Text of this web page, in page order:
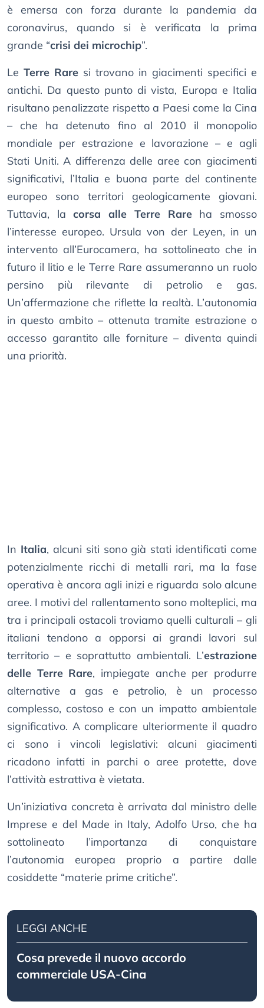
è emersa con forza durante la pandemia da
coronavirus, quando si è verificata la prima
grande “crisi dei microchip”.
Le Terre Rare si trovano in giacimenti specifici e
antichi. Da questo punto di vista, Europa e Italia
risultano penalizzate rispetto a Paesi come la Cina
– che ha detenuto fino al 2010 il monopolio
mondiale per estrazione e lavorazione – e agli
Stati Uniti. A differenza delle aree con giacimenti
significativi, l’Italia e buona parte del continente
europeo sono territori geologicamente giovani.
Tuttavia, lacorsa alle Terre Rareha smosso
l’interesse europeo. Ursula von der Leyen, in un
intervento all’Eurocamera, ha sottolineato che in
futuro il litio e le Terre Rare assumeranno un ruolo
persino più rilevante di petrolio e gas.
Un’affermazione che riflette la realtà. L’autonomia
in questo ambito – ottenuta tramite estrazione o
accesso garantito alle forniture – diventa quindi
una priorità.
In Italia, alcuni siti sono già stati identificati come
potenzialmente ricchi di metalli rari, ma la fase
operativa è ancora agli inizi e riguarda solo alcune
aree. I motivi del rallentamento sono molteplici, ma
tra i principali ostacoli troviamo quelli culturali – gli
italiani tendono a opporsi ai grandi lavori sul
territorio – e soprattutto ambientali. L’estrazione
delle Terre Rare, impiegate anche per produrre
alternative a gas e petrolio, è un processo
complesso, costoso e con un impatto ambientale
significativo. A complicare ulteriormente il quadro
ci sono i vincoli legislativi: alcuni giacimenti
ricadono infatti in parchi o aree protette, dove
l’attività estrattiva è vietata.
Un’iniziativa concreta è arrivata dal ministro delle
Imprese e del Made in Italy, Adolfo Urso, che ha
sottolineato l’importanza di conquistare
l’autonomia europea proprio a partire dalle
cosiddette “materie prime critiche”.
LEGGI ANCHE
Cosa prevede il nuovo accordo
commerciale USA-Cina